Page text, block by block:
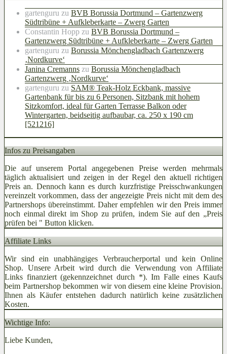
gartenguru zu BVB Borussia Dortmund – Gartenzwerg
Südtribüne + Aufkleberkarte – Zwerg Garten
Constantin Hopp zu BVB Borussia Dortmund –
Gartenzwerg Südtribüne + Aufkleberkarte – Zwerg Garten
gartenguru zu Borussia Mönchengladbach Gartenzwerg
‚Nordkurve‘
Janina Cremanns zu Borussia Mönchengladbach
Gartenzwerg ‚Nordkurve‘
gartenguru zu SAM® Teak-Holz Eckbank, massive
Gartenbank für bis zu 6 Personen, Sitzbank mit hohem
Sitzkomfort, ideal für Garten Terrasse Balkon oder
Wintergarten, beidseitig aufbaubar, ca. 250 x 190 cm
[521216]
Infos zu Preisangaben
Die auf unserem Portal angegebenen Preise werden mehrmals
täglich aktualisiert und zeigen in der Regel den aktuell richtigen
Preis an. Dennoch kann es durch kurzfristige Preisschwankungen
vereinzelt vorkommen, dass der angezeigte Preis nicht mit dem des
Partnershops übereinstimmt. Daher empfehlen wir den Preis immer
noch einmal direkt im Shop zu prüfen, indem Sie auf den „Preis
prüfen bei " Button klicken.
Affiliate Links
Wir sind ein unabhängiges Verbraucherportal und kein Online
Shop. Unsere Arbeit wird durch die Verwendung von Affiliate
Links finanziert (gekennzeichnet durch *). Im Falle eines Kaufs
beim Partnershop bekommen wir von diesem eine kleine Provision.
Ihnen als Käufer entstehen dadurch natürlich keine zusätzlichen
Kosten.
Wichtige Info:
Liebe Kunden,